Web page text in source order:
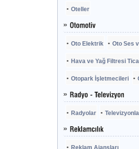
Oteller
Oto Elektrik Oto Ses
Hava ve Yağ Filtresi
Otopark İşletmecileri
Radyolar
Reklam Ajansları